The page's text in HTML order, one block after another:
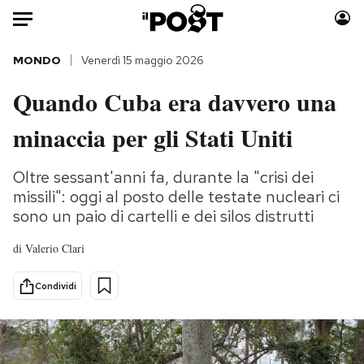
Auto
HOME
Italia
Politica
Tecnologia
Internet
Scienza
Cultura
Economia
Sport
Moda
Consumismi
Storie/Idee
Mondiali calcio 2026
MONDO Venerdì 15 maggio 2026
Quando Cuba era davvero una
minaccia per gli Stati Uniti
Oltre sessant'anni fa, durante la "crisi dei
missili": oggi al posto delle testate nucleari ci
sono un paio di cartelli e dei silos distrutti
di Valerio Clari
Condividi